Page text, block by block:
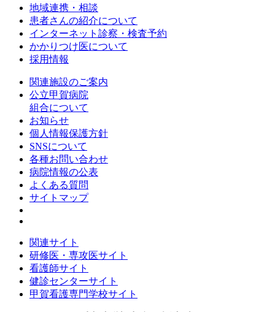
地域連携・相談
患者さんの紹介について
インターネット診察・検査予約
かかりつけ医について
採用情報
関連施設のご案内
公立甲賀病院
組合について
お知らせ
個人情報保護方針
SNSについて
各種お問い合わせ
病院情報の公表
よくある質問
サイトマップ
関連サイト
研修医・専攻医サイト
看護師サイト
健診センターサイト
甲賀看護専門学校サイト